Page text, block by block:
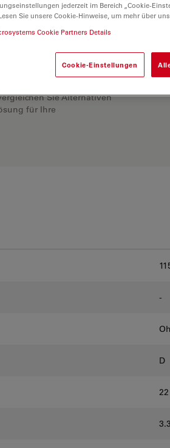
Erkunden Sie
Sie Alternativen
für Ihre
-
D
22
3.3
jederzeit im Bereich „Cookie-
Sie unsere Cookie-Hinweise, um mehr über
Cookie Partners Details
Cookie-Einstellungen